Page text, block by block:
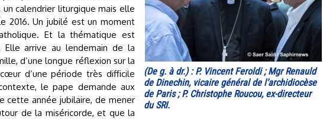
(De g. à dr.) : P. Vincent Feroldi ; Mgr Renauld
de Dinechin, vicaire général de l’archidiocèse
de Paris ; P. Christophe Roucou, ex-directeur
du SRI.
un calendrier liturgique mais elle
2016. Un jubilé est un moment
Et la thématique est
Elle arrive au lendemain de la
d’une longue réflexion sur la
d’une période très difficile
le pape demande aux
cette année jubilaire, de mener
de la miséricorde, et que la